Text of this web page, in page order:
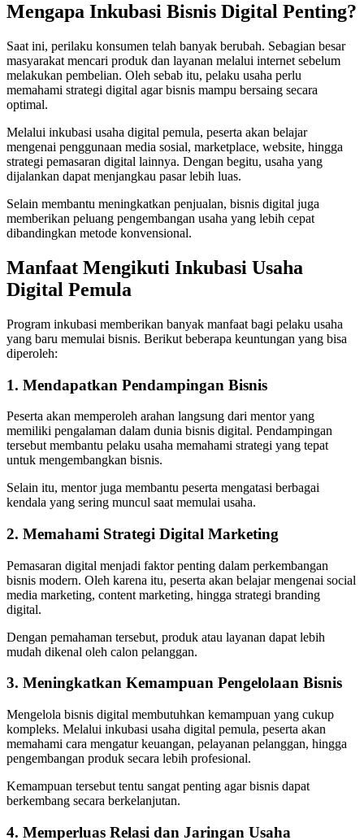
Mengapa Inkubasi Bisnis Digital Penting?
Saat ini, perilaku konsumen telah banyak berubah. Sebagian besar
masyarakat mencari produk dan layanan melalui internet sebelum
melakukan pembelian. Oleh sebab itu, pelaku usaha perlu
memahami strategi digital agar bisnis mampu bersaing secara
optimal.
Melalui inkubasi usaha digital pemula, peserta akan belajar
mengenai penggunaan media sosial, marketplace, website, hingga
strategi pemasaran digital lainnya. Dengan begitu, usaha yang
dijalankan dapat menjangkau pasar lebih luas.
Selain membantu meningkatkan penjualan, bisnis digital juga
memberikan peluang pengembangan usaha yang lebih cepat
dibandingkan metode konvensional.
Manfaat Mengikuti Inkubasi Usaha
Digital Pemula
Program inkubasi memberikan banyak manfaat bagi pelaku usaha
yang baru memulai bisnis. Berikut beberapa keuntungan yang bisa
diperoleh:
1. Mendapatkan Pendampingan Bisnis
Peserta akan memperoleh arahan langsung dari mentor yang
memiliki pengalaman dalam dunia bisnis digital. Pendampingan
tersebut membantu pelaku usaha memahami strategi yang tepat
untuk mengembangkan bisnis.
Selain itu, mentor juga membantu peserta mengatasi berbagai
kendala yang sering muncul saat memulai usaha.
2. Memahami Strategi Digital Marketing
Pemasaran digital menjadi faktor penting dalam perkembangan
bisnis modern. Oleh karena itu, peserta akan belajar mengenai social
media marketing, content marketing, hingga strategi branding
digital.
Dengan pemahaman tersebut, produk atau layanan dapat lebih
mudah dikenal oleh calon pelanggan.
3. Meningkatkan Kemampuan Pengelolaan Bisnis
Mengelola bisnis digital membutuhkan kemampuan yang cukup
kompleks. Melalui inkubasi usaha digital pemula, peserta akan
memahami cara mengatur keuangan, pelayanan pelanggan, hingga
pengembangan produk secara lebih profesional.
Kemampuan tersebut tentu sangat penting agar bisnis dapat
berkembang secara berkelanjutan.
4. Memperluas Relasi dan Jaringan Usaha